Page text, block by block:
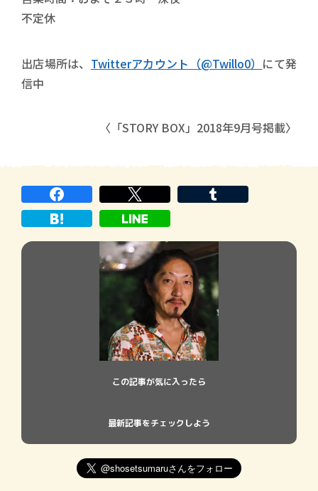
不定休
出店場所は、 Twitterアカウント（@Twillo0） にて発
信中
〈「STORY BOX」2018年9月号掲載〉
この記事が気に入ったら
最新記事をチェックしよう